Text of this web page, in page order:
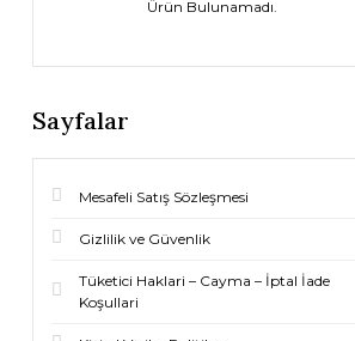
Ürün Bulunamadı.
Sayfalar
Mesafeli Satış Sözleşmesi
Gizlilik ve Güvenlik
Tüketici Haklari – Cayma – İptal İade
Koşullari